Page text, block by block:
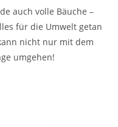
auch volle Bäuche –
für die Umwelt getan
nicht nur mit dem
umgehen!